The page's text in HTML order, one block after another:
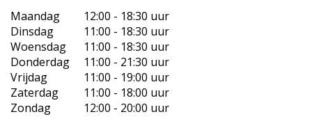
Maandag
12:00 - 18:30 uur
Dinsdag
11:00 - 18:30 uur
Woensdag
11:00 - 18:30 uur
Donderdag
11:00 - 21:30 uur
Vrijdag
11:00 - 19:00 uur
Zaterdag
11:00 - 18:00 uur
Zondag
12:00 - 20:00 uur